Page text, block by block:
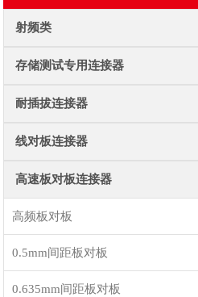
射频类
存储测试专用连接器
耐插拔连接器
线对板连接器
高速板对板连接器
高频板对板
0.5mm间距板对板
0.635mm间距板对板